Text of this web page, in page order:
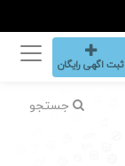
ثبت اگهی رایگان
جستجو